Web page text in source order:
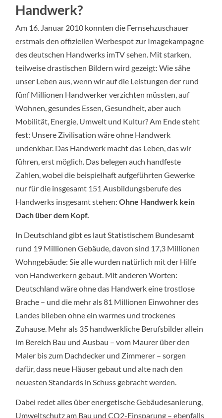
Handwerk?
Am 16. Januar 2010 konnten die Fernsehzuschauer
erstmals den offiziellen Werbespot zur Imagekampagne
des deutschen Handwerks imTV sehen. Mit starken,
teilweise drastischen Bildern wird gezeigt: Wie sähe
unser Leben aus, wenn wir auf die Leistungen der rund
fünf Millionen Handwerker verzichten müssten, auf
Wohnen, gesundes Essen, Gesundheit, aber auch
Mobilität, Energie, Umwelt und Kultur? Am Ende steht
fest: Unsere Zivilisation wäre ohne Handwerk
undenkbar. Das Handwerk macht das Leben, das wir
führen, erst möglich. Das belegen auch handfeste
Zahlen, wobei die beispielhaft aufgeführten Gewerke
nur für die insgesamt 151 Ausbildungsberufe des
Handwerks insgesamt stehen:Ohne Handwerk kein
Dach über dem Kopf.
In Deutschland gibt es laut Statistischem Bundesamt
rund 19 Millionen Gebäude, davon sind 17,3 Millionen
Wohngebäude: Sie alle wurden natürlich mit der Hilfe
von Handwerkern gebaut. Mit anderen Worten:
Deutschland wäre ohne das Handwerk eine trostlose
Brache – und die mehr als 81 Millionen Einwohner des
Landes blieben ohne ein warmes und trockenes
Zuhause. Mehr als 35 handwerkliche Berufsbilder allein
im Bereich Bau und Ausbau – vom Maurer über den
Maler bis zum Dachdecker und Zimmerer – sorgen
dafür, dass neue Häuser gebaut und alte nach den
neuesten Standards in Schuss gebracht werden.
Dabei redet alles über energetische Gebäudesanierung,
Umweltschutz am Bau und CO2-Einsparung – ebenfalls